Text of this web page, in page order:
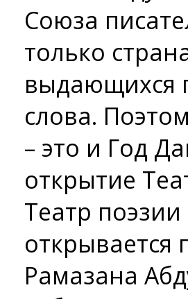
Союза
только
выдающихся
слова.
– это и Год
открытие
Театр
открывается
Рамазана